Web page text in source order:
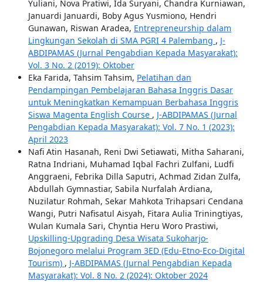
Yuliani, Nova Pratiwi, Ida Suryani, Chandra Kurniawan,
Januardi Januardi, Boby Agus Yusmiono, Hendri
Gunawan, Riswan Aradea, Entrepreneurship dalam
Lingkungan Sekolah di SMA PGRI 4 Palembang , J-
ABDIPAMAS (Jurnal Pengabdian Kepada Masyarakat):
Vol. 3 No. 2 (2019): Oktober
Eka Farida, Tahsim Tahsim, Pelatihan dan
Pendampingan Pembelajaran Bahasa Inggris Dasar
untuk Meningkatkan Kemampuan Berbahasa Inggris
Siswa Magenta English Course , J-ABDIPAMAS (Jurnal
Pengabdian Kepada Masyarakat): Vol. 7 No. 1 (2023):
April 2023
Nafi Atin Hasanah, Reni Dwi Setiawati, Mitha Saharani,
Ratna Indriani, Muhamad Iqbal Fachri Zulfani, Ludfi
Anggraeni, Febrika Dilla Saputri, Achmad Zidan Zulfa,
Abdullah Gymnastiar, Sabila Nurfalah Ardiana,
Nuzilatur Rohmah, Sekar Mahkota Trihapsari Cendana
Wangi, Putri Nafisatul Aisyah, Fitara Aulia Triningtiyas,
Wulan Kumala Sari, Chyntia Heru Woro Prastiwi,
Upskilling-Upgrading Desa Wisata Sukoharjo-
Bojonegoro melalui Program 3ED (Edu-Etno-Eco-Digital
Tourism) , J-ABDIPAMAS (Jurnal Pengabdian Kepada
Masyarakat): Vol. 8 No. 2 (2024): Oktober 2024